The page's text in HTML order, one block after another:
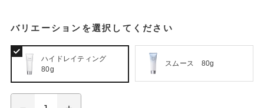
バリエーションを選択してください
ハイドレイティング
80g
スムース 80g